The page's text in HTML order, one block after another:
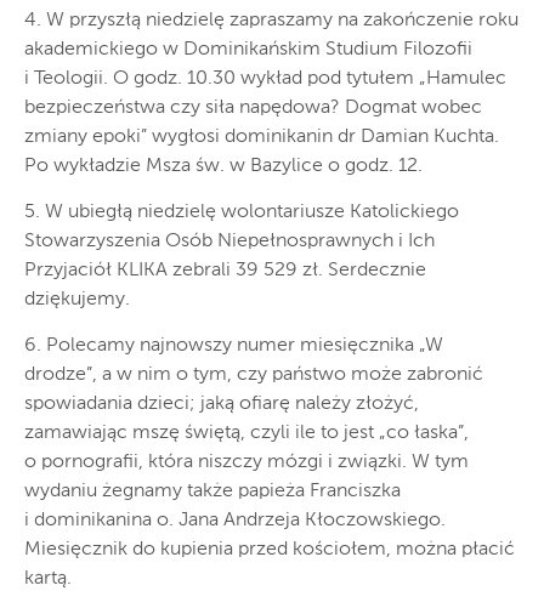
4. W przyszłą niedzielę zapraszamy na zakończenie roku
akademickiego w Dominikańskim Studium Filozofii
i Teologii. O godz. 10.30 wykład pod tytułem „Hamulec
bezpieczeństwa czy siła napędowa? Dogmat wobec
zmiany epoki” wygłosi dominikanin dr Damian Kuchta.
Po wykładzie Msza św. w Bazylice o godz. 12.
5. W ubiegłą niedzielę wolontariusze Katolickiego
Stowarzyszenia Osób Niepełnosprawnych i Ich
Przyjaciół KLIKA zebrali 39 529 zł. Serdecznie
dziękujemy.
6. Polecamy najnowszy numer miesięcznika „W
drodze”, a w nim o tym, czy państwo może zabronić
spowiadania dzieci; jaką ofiarę należy złożyć,
zamawiając mszę świętą, czyli ile to jest „co łaska”,
o pornografii, która niszczy mózgi i związki. W tym
wydaniu żegnamy także papieża Franciszka
i dominikanina o. Jana Andrzeja Kłoczowskiego.
Miesięcznik do kupienia przed kościołem, można płacić
kartą.